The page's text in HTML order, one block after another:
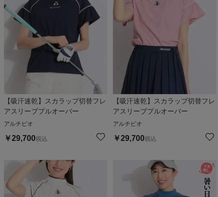
【吸汗速乾】スカラップ切替フレ
アスリーブプルオーバー
アルチビオ
￥29,700税込
【吸汗速乾】スカラップ切替フレ
アスリーブプルオーバー
アルチビオ
￥29,700税込